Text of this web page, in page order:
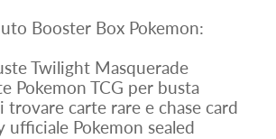
Booster Box Pokemon:
Twilight Masquerade
Pokemon TCG per busta
trovare carte rare e chase card
ufficiale Pokemon sealed